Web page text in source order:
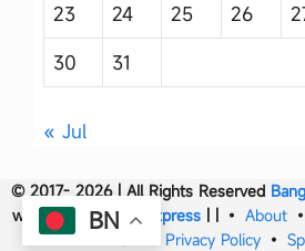
23
24 25 26
30
31
« Jul
© 2017- 2026 | All Rights Reserved
withBangla News Express | | • About •
Privacy Policy •
BN